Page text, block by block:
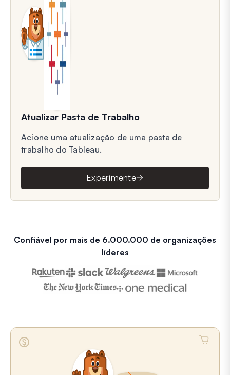
Atualizar Pasta de Trabalho
Acione uma atualização de uma pasta de
trabalho do Tableau.
Experimente
Confiável por mais de 6.000.000 de organizações
líderes